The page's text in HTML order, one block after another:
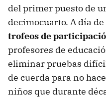
del primer puesto de
decimocuarto. A día
trofeos de
profesores de
eliminar pruebas
de cuerda para no
niños que durante